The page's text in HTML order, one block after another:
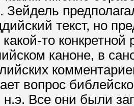
Зейдель
текст, но
то
каноне, в
вопрос
н.э. Все они были